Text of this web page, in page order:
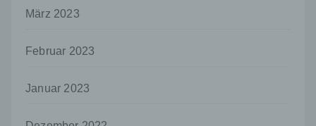
März 2023
Februar 2023
Januar 2023
h) Auftragsverarbeiter
oder andere Stelle, die personenbezogene
verarbeitet.